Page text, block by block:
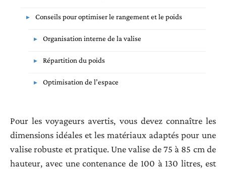
Conseils pour optimiser le rangement et le poids
Organisation interne de la valise
Répartition du poids
Optimisation de l’espace
Pour les voyageurs avertis, vous devez connaître les
dimensions idéales et les matériaux adaptés pour une
valise robuste et pratique. Une valise de 75 à 85 cm de
hauteur, avec une contenance de 100 à 130 litres, est